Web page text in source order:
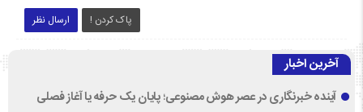
ارسال نظر پاک کردن !
آخرین اخبار
آینده خبرنگاری در عصر هوش مصنوعی؛ پایان یک حرفه یا آغاز فصلی